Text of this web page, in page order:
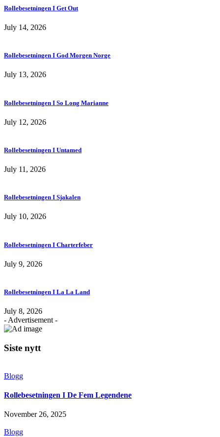
Rollebesetningen I Get Out
July 14, 2026
Rollebesetningen I God Morgen Norge
July 13, 2026
Rollebesetningen I So Long Marianne
July 12, 2026
Rollebesetningen I Untamed
July 11, 2026
Rollebesetningen I Sjakalen
July 10, 2026
Rollebesetningen I Charterfeber
July 9, 2026
Rollebesetningen I La La Land
July 8, 2026
- Advertisement -
Siste nytt
Blogg
Rollebesetningen I De Fem Legendene
November 26, 2025
Blogg